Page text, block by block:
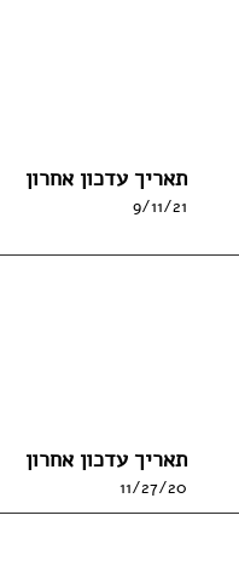
תאריך עדכון אחרון
9/11/21
תאריך עדכון אחרון
11/27/20